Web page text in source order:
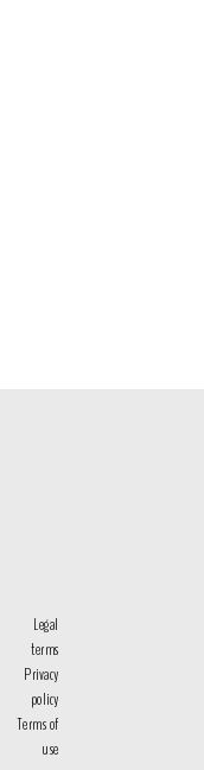
Legal
terms
Privacy
policy
Terms of
use